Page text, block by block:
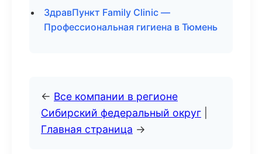
ЗдравПункт Family Clinic —
Профессиональная гигиена в Тюмень
← Все компании в регионе
Сибирский федеральный округ
Главная страница →